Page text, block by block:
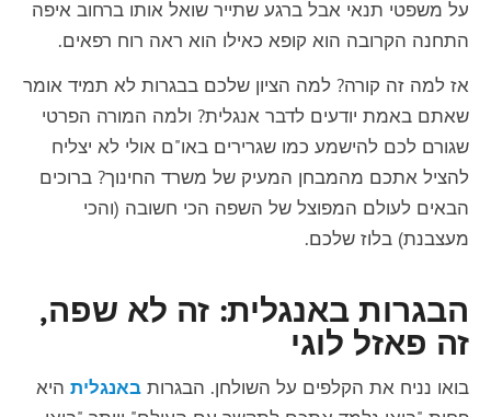
על משפטי תנאי אבל ברגע שתייר שואל אותו ברחוב איפה
התחנה הקרובה הוא קופא כאילו הוא ראה רוח רפאים.
אז למה זה קורה? למה הציון שלכם בבגרות לא תמיד אומר
שאתם באמת יודעים לדבר אנגלית? ולמה המורה הפרטי
שגורם לכם להישמע כמו שגרירים באו"ם אולי לא יצליח
להציל אתכם מהמבחן המעיק של משרד החינוך? ברוכים
הבאים לעולם המפוצל של השפה הכי חשובה (והכי
מעצבנת) בלוז שלכם.
הבגרות באנגלית: זה לא שפה,
זה פאזל לוגי
בואו נניח את הקלפים על השולחן. הבגרות באנגליתהיא